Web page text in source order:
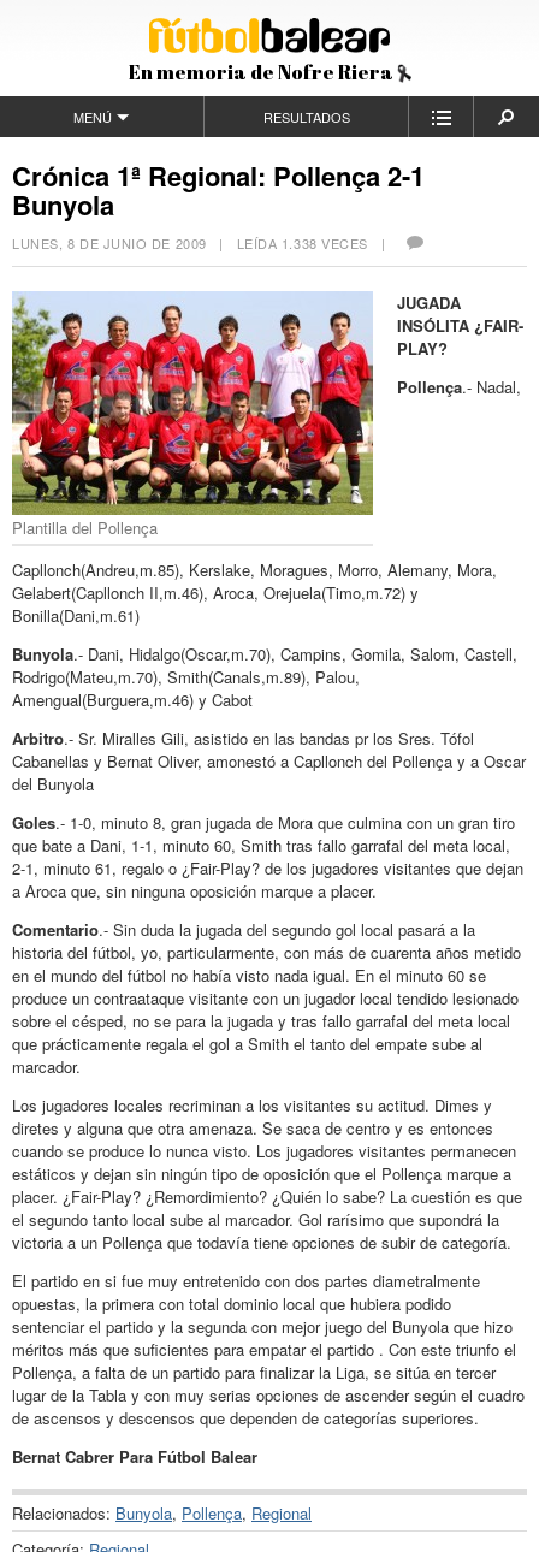
En memoria de Nofre Riera
MENÚ RESULTADOS
Crónica 1ª Regional: Pollença 2-1
Bunyola
LUNES, 8 DE JUNIO DE 2009 | LEÍDA 1.338 VECES |
Plantilla del Pollença
JUGADA
INSÓLITA ¿FAIR-
PLAY?
Pollença.- Nadal,
Capllonch(Andreu,m.85), Kerslake, Moragues, Morro, Alemany, Mora,
Gelabert(Capllonch II,m.46), Aroca, Orejuela(Timo,m.72) y
Bonilla(Dani,m.61)
Bunyola.- Dani, Hidalgo(Oscar,m.70), Campins, Gomila, Salom, Castell,
Rodrigo(Mateu,m.70), Smith(Canals,m.89), Palou,
Amengual(Burguera,m.46) y Cabot
Arbitro.- Sr. Miralles Gili, asistido en las bandas pr los Sres. Tófol
Cabanellas y Bernat Oliver, amonestó a Capllonch del Pollença y a Oscar
del Bunyola
Goles.- 1-0, minuto 8, gran jugada de Mora que culmina con un gran tiro
que bate a Dani, 1-1, minuto 60, Smith tras fallo garrafal del meta local,
2-1, minuto 61, regalo o ¿Fair-Play? de los jugadores visitantes que dejan
a Aroca que, sin ninguna oposición marque a placer.
Comentario.- Sin duda la jugada del segundo gol local pasará a la
historia del fútbol, yo, particularmente, con más de cuarenta años metido
en el mundo del fútbol no había visto nada igual. En el minuto 60 se
produce un contraataque visitante con un jugador local tendido lesionado
sobre el césped, no se para la jugada y tras fallo garrafal del meta local
que prácticamente regala el gol a Smith el tanto del empate sube al
marcador.
Los jugadores locales recriminan a los visitantes su actitud. Dimes y
diretes y alguna que otra amenaza. Se saca de centro y es entonces
cuando se produce lo nunca visto. Los jugadores visitantes permanecen
estáticos y dejan sin ningún tipo de oposición que el Pollença marque a
placer. ¿Fair-Play? ¿Remordimiento? ¿Quién lo sabe? La cuestión es que
el segundo tanto local sube al marcador. Gol rarísimo que supondrá la
victoria a un Pollença que todavía tiene opciones de subir de categoría.
El partido en si fue muy entretenido con dos partes diametralmente
opuestas, la primera con total dominio local que hubiera podido
sentenciar el partido y la segunda con mejor juego del Bunyola que hizo
méritos más que suficientes para empatar el partido . Con este triunfo el
Pollença, a falta de un partido para finalizar la Liga, se sitúa en tercer
lugar de la Tabla y con muy serias opciones de ascender según el cuadro
de ascensos y descensos que dependen de categorías superiores.
Bernat Cabrer Para Fútbol Balear
Relacionados: Bunyola, Pollença, Regional